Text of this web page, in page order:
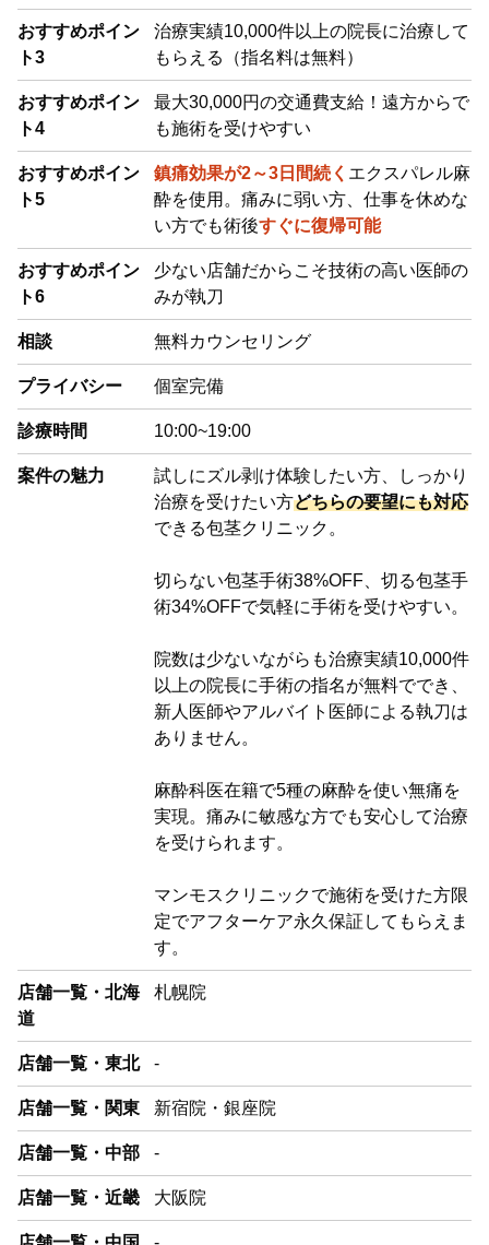
おすすめポイン
ト3
治療実績10,000件以上の院長に治療して
もらえる（指名料は無料）
おすすめポイン
ト4
最大30,000円の交通費支給！遠方からで
も施術を受けやすい
おすすめポイン
ト5
鎮痛効果が2～3日間続く エクスパレル麻
酔を使用。痛みに弱い方、仕事を休めな
い方でも術後すぐに復帰可能
おすすめポイン
ト6
少ない店舗だからこそ技術の高い医師の
みが執刀
相談 無料カウンセリング
プライバシー 個室完備
診療時間 10:00~19:00
案件の魅力
試しにズル剥け体験したい方、しっかり
治療を受けたい方どちらの要望にも対応
できる包茎クリニック。
切らない包茎手術38%OFF、切る包茎手
術34%OFFで気軽に手術を受けやすい。
院数は少ないながらも治療実績10,000件
以上の院長に手術の指名が無料ででき、
新人医師やアルバイト医師による執刀は
ありません。
麻酔科医在籍で5種の麻酔を使い無痛を
実現。痛みに敏感な方でも安心して治療
を受けられます。
マンモスクリニックで施術を受けた方限
定でアフターケア永久保証してもらえま
す。
店舗一覧・北海
道
札幌院
店舗一覧・東北 -
店舗一覧・関東 新宿院・銀座院
店舗一覧・中部 -
店舗一覧・近畿 大阪院